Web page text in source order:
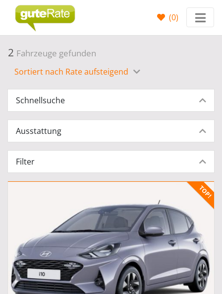
(0)
2 Fahrzeuge gefunden
Sortiert nach Rate aufsteigend
Schnellsuche
Ausstattung
Filter